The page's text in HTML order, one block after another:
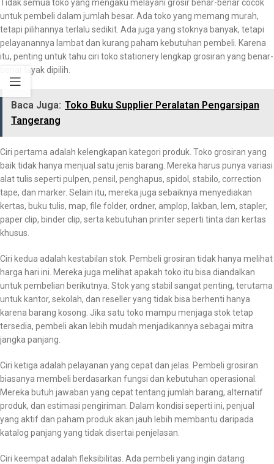
Tidak semua toko yang mengaku melayani grosir benar-benar cocok
untuk pembeli dalam jumlah besar. Ada toko yang memang murah,
tetapi pilihannya terlalu sedikit. Ada juga yang stoknya banyak, tetapi
pelayanannya lambat dan kurang paham kebutuhan pembeli. Karena
itu, penting untuk tahu ciri toko stationery lengkap grosiran yang benar-
benar layak dipilih.
Baca Juga: Toko Buku Supplier Peralatan Pengarsipan
Tangerang
Ciri pertama adalah kelengkapan kategori produk. Toko grosiran yang
baik tidak hanya menjual satu jenis barang. Mereka harus punya variasi
alat tulis seperti pulpen, pensil, penghapus, spidol, stabilo, correction
tape, dan marker. Selain itu, mereka juga sebaiknya menyediakan
kertas, buku tulis, map, file folder, ordner, amplop, lakban, lem, stapler,
paper clip, binder clip, serta kebutuhan printer seperti tinta dan kertas
khusus.
Ciri kedua adalah kestabilan stok. Pembeli grosiran tidak hanya melihat
harga hari ini. Mereka juga melihat apakah toko itu bisa diandalkan
untuk pembelian berikutnya. Stok yang stabil sangat penting, terutama
untuk kantor, sekolah, dan reseller yang tidak bisa berhenti hanya
karena barang kosong. Jika satu toko mampu menjaga stok tetap
tersedia, pembeli akan lebih mudah menjadikannya sebagai mitra
jangka panjang.
Ciri ketiga adalah pelayanan yang cepat dan jelas. Pembeli grosiran
biasanya membeli berdasarkan fungsi dan kebutuhan operasional.
Mereka butuh jawaban yang cepat tentang jumlah barang, alternatif
produk, dan estimasi pengiriman. Dalam kondisi seperti ini, penjual
yang aktif dan paham produk akan jauh lebih membantu daripada
katalog panjang yang tidak disertai penjelasan.
Ciri keempat adalah fleksibilitas. Ada pembeli yang ingin datang